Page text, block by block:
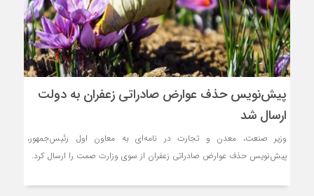
پیش‌نویس حذف عوارض صادراتی زعفران به دولت
ارسال شد
وزیر صنعت، معدن و تجارت در نامه‌ای به معاون اول رئیس‌جمهور،
پیش‌نویس حذف عوارض صادراتی زعفران از سوی وزارت صمت را ارسال کرد.